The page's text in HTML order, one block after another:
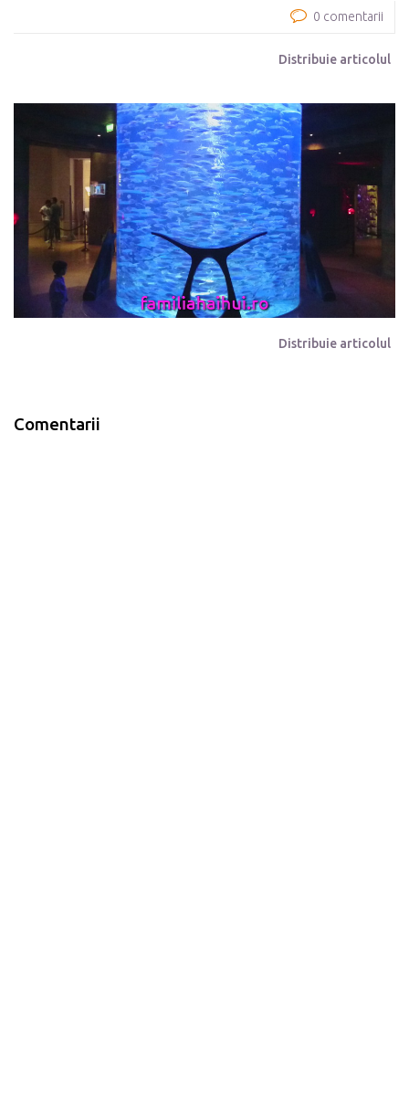
0 comentarii
Distribuie articolul
Distribuie articolul
Comentarii